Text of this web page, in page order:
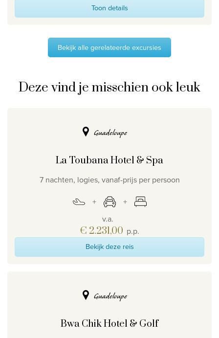
Toon details
Bekijk alle gerelateerde excursies
Deze vind je misschien ook leuk
Guadeloupe
La Toubana Hotel & Spa
7 nachten, logies, vanaf-prijs per persoon
v.a.
€ 2.231,00 p.p.
Bekijk deze reis
Guadeloupe
Bwa Chik Hotel & Golf